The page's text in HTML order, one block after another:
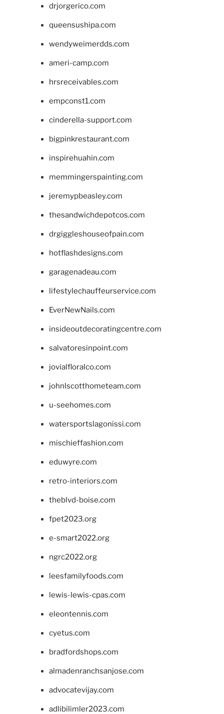
drjorgerico.com
queensushipa.com
wendyweimerdds.com
ameri-camp.com
hrsreceivables.com
empconst1.com
cinderella-support.com
bigpinkrestaurant.com
inspirehuahin.com
memmingerspainting.com
jeremypbeasley.com
thesandwichdepotcos.com
drgiggleshouseofpain.com
hotflashdesigns.com
garagenadeau.com
lifestylechauffeurservice.com
EverNewNails.com
insideoutdecoratingcentre.com
salvatoresinpoint.com
jovialfloralco.com
johnlscotthometeam.com
u-seehomes.com
watersportslagonissi.com
mischieffashion.com
eduwyre.com
retro-interiors.com
theblvd-boise.com
fpet2023.org
e-smart2022.org
ngrc2022.org
leesfamilyfoods.com
lewis-lewis-cpas.com
eleontennis.com
cyetus.com
bradfordshops.com
almadenranchsanjose.com
advocatevijay.com
adlibilimler2023.com